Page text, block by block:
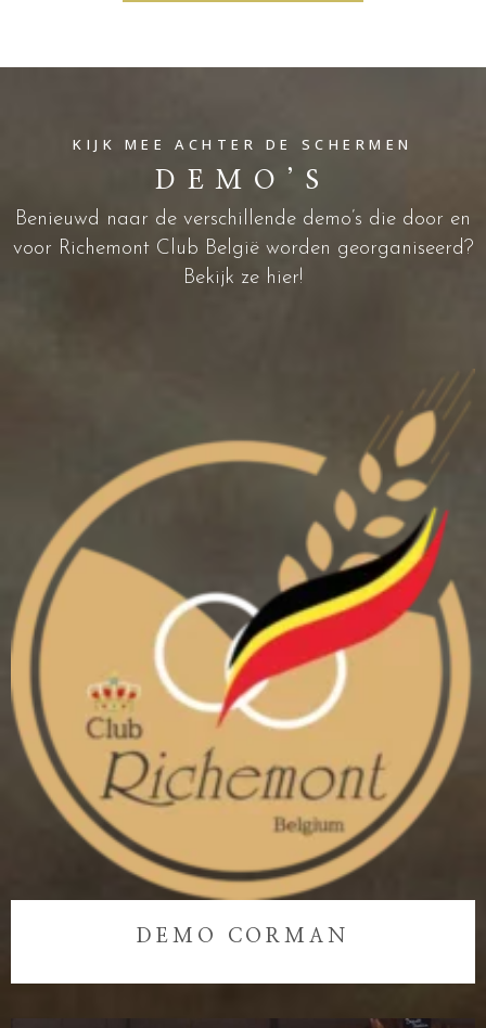
KIJK MEE ACHTER DE SCHERMEN
DEMO’S
Benieuwd naar de verschillende demo’s die door en
voor Richemont Club België worden georganiseerd?
Bekijk ze hier!
DEMO CORMAN